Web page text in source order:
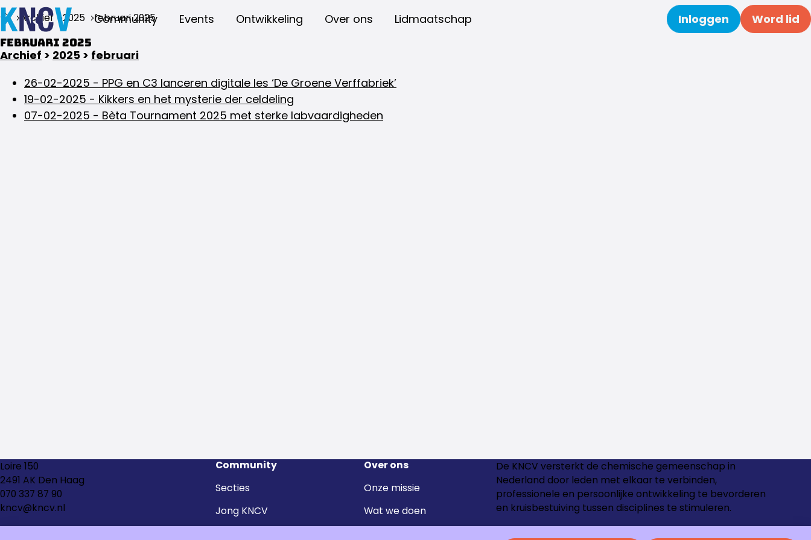
Community Events Ontwikkeling Over ons Lidmaatschap Zoeken Inloggen Word lid
Archief 2025
februari 2025
februari 2025
Archief > 2025 > februari
26-02-2025 - PPG en C3 lanceren digitale les ‘De Groene Verffabriek’
19-02-2025 - Kikkers en het mysterie der celdeling
07-02-2025 - Bèta Tournament 2025 met sterke labvaardigheden
Loire 150
2491 AK Den Haag
070 337 87 90
kncv@kncv.nl
Community
Secties
Jong KNCV
Over ons
Onze missie
Wat we doen
De KNCV versterkt de chemische gemeenschap in
Nederland door leden met elkaar te verbinden,
professionele en persoonlijke ontwikkeling te bevorderen
en kruisbestuiving tussen disciplines te stimuleren.